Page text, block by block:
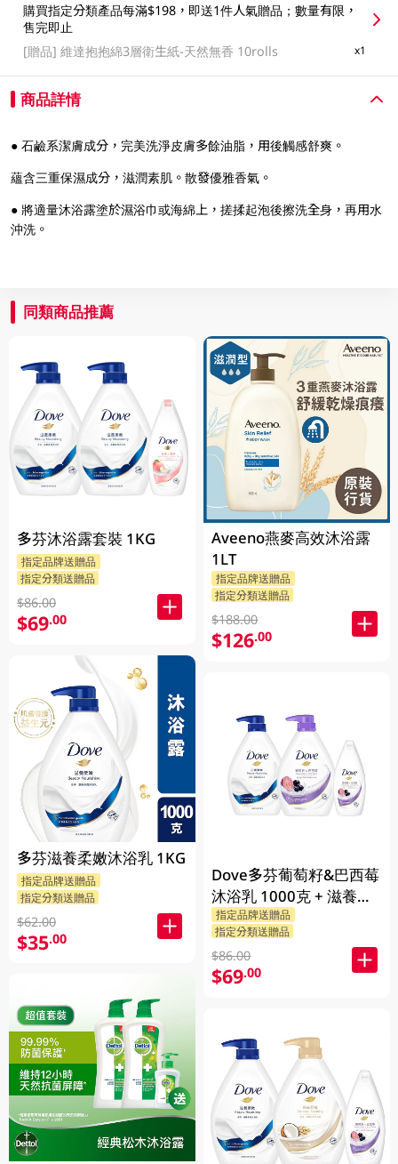
購買指定分類產品每滿$198，即送1件人氣贈品；數量有限，
售完即止
[贈品]維達抱抱綿3層衛生紙-天然無香 10rolls x1
商品詳情
● 石鹼系潔膚成分，完美洗淨皮膚多餘油脂，用後觸感舒爽。
蘊含三重保濕成分，滋潤素肌。散發優雅香氣。
● 將適量沐浴露塗於濕浴巾或海綿上，搓揉起泡後擦洗全身，再用水
沖洗。
同類商品推薦
多芬沐浴露套裝 1KG
指定品牌送贈品
指定分類送贈品
$86.00
$69.00
多芬滋養柔嫩沐浴乳 1KG
指定品牌送贈品
指定分類送贈品
$62.00
$35.00
Aveeno燕麥高效沐浴露
1LT
指定品牌送贈品
指定分類送贈品
$188.00
$126.00
Dove多芬葡萄籽&巴西莓
沐浴乳 1000克 + 滋養柔
嫰沐浴乳 1000克 + 隨機
贈品 200克
指定品牌送贈品
指定分類送贈品
$86.00
$69.00